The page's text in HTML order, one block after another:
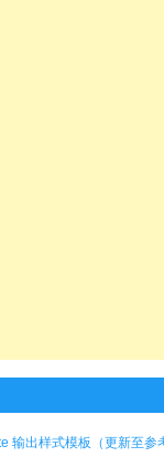
输出样式模板（更新至参